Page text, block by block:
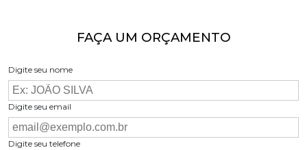
FAÇA UM ORÇAMENTO
Digite seu nome
Digite seu email
Digite seu telefone